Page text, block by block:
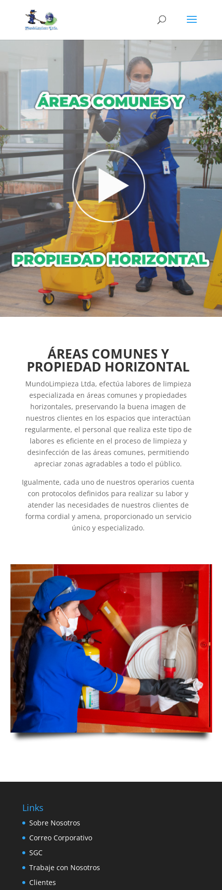
ÁREAS COMUNES Y
PROPIEDAD HORIZONTAL
MundoLimpieza Ltda, efectúa labores de limpieza
especializada en áreas comunes y propiedades
horizontales, preservando la buena imagen de
nuestros clientes en los espacios que interactúan
regularmente, el personal que realiza este tipo de
labores es eficiente en el proceso de limpieza y
desinfección de las áreas comunes, permitiendo
apreciar zonas agradables a todo el público.
Igualmente, cada uno de nuestros operarios cuenta
con protocolos definidos para realizar su labor y
atender las necesidades de nuestros clientes de
forma cordial y amena, proporcionado un servicio
único y especializado.
Links
Sobre Nosotros
Correo Corporativo
SGC
Trabaje con Nosotros
Clientes